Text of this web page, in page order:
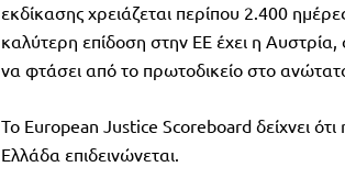
εκδίκασης χρειάζεται περίπου 2.400
καλύτερη επίδοση στην ΕΕ έχει η
να φτάσει από το πρωτοδικείο στο
Το European Justice Scoreboard δείχνει
Ελλάδα επιδεινώνεται.